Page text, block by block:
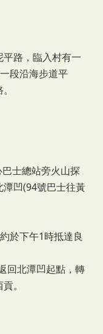
路，臨入村有一
段沿海步道平
士總站旁火山探
凹(94號巴士往黃
於下午1時抵達良
回北潭凹起點，轉
。